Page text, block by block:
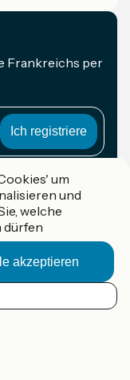
Frankreichs per
France
um
und
welche
dürfen
akzeptieren